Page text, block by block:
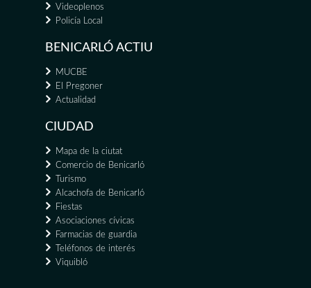
Videoplenos
Policía Local
BENICARLÓ ACTIU
MUCBE
El Pregoner
Actualidad
CIUDAD
Mapa de la ciutat
Comercio de Benicarló
Turismo
Alcachofa de Benicarló
Fiestas
Asociaciones cívicas
Farmacias de guardia
Teléfonos de interés
Viquibló